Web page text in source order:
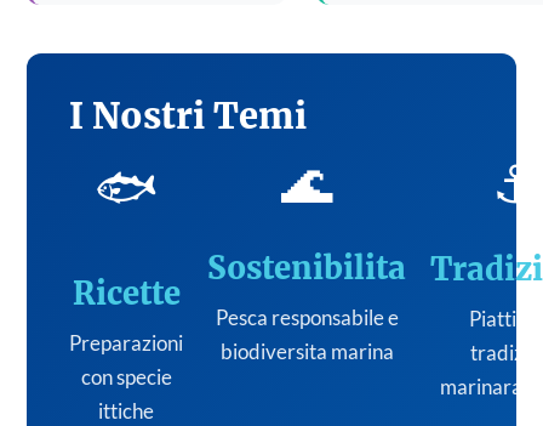
I Nostri Temi
🐟
Ricette
Preparazioni
con specie
ittiche
🌊
Sostenibilita
Pesca responsabile e
biodiversita marina
⚓
Piatti
marinara